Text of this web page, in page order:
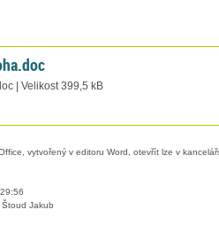
| Velikost 399,5 kB
vytvořený v editoru Word, otevřít lze v
Jakub